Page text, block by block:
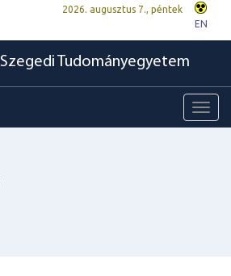
2026. augusztus 7., péntek
EN
Szegedi Tudományegyetem